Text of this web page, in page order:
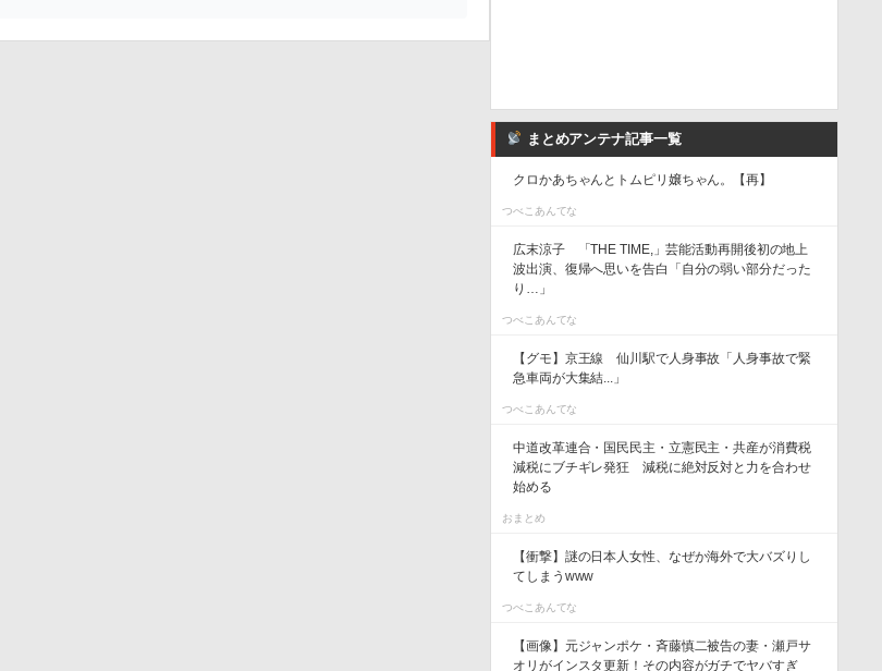
まとめアンテナ記事一覧
クロかあちゃんとトムピリ嬢ちゃん。【再】
つべこあんてな
広末涼子 「THE TIME,」芸能活動再開後初の地上
波出演、復帰へ思いを告白「自分の弱い部分だった
り…」
つべこあんてな
【グモ】京王線 仙川駅で人身事故「人身事故で緊
急車両が大集結...」
つべこあんてな
中道改革連合・国民民主・立憲民主・共産が消費税
減税にブチギレ発狂 減税に絶対反対と力を合わせ
始める
おまとめ
【衝撃】謎の日本人女性、なぜか海外で大バズりし
てしまうwww
つべこあんてな
【画像】元ジャンポケ・斉藤慎二被告の妻・瀬戸サ
オリがインスタ更新！その内容がガチでヤバすぎ